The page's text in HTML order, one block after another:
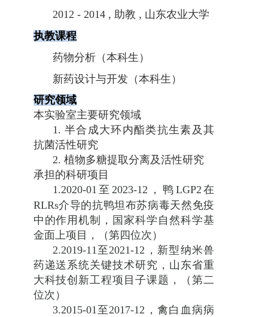
2012 - 2014 , 助教 , 山东农业大学
执教课程
药物分析（本科生）
新药设计与开发（本科生）
研究领域
本实验室主要研究领域
1. 半合成大环内酯类抗生素及其
抗菌活性研究
2. 植物多糖提取分离及活性研究
承担的科研项目
1.2020-01 至 2023-12 ，鸭 LGP2 在
RLRs介导的抗鸭坦布苏病毒天然免疫
中的作用机制，国家科学自然科学基
金面上项目，（第四位次）
2.2019-11至2021-12 ，新型纳米兽
药递送系统关键技术研究，山东省重
大科技创新工程项目子课题，（第二
位次）
3.2015-01至2017-12 ，禽白血病病